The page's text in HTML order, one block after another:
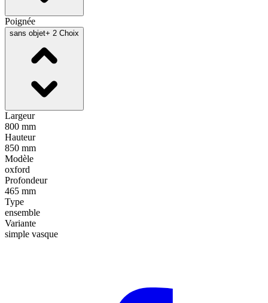
Poignée
sans objet+ 2 Choix
Largeur
800 mm
Hauteur
850 mm
Modèle
oxford
Profondeur
465 mm
Type
ensemble
Variante
simple vasque